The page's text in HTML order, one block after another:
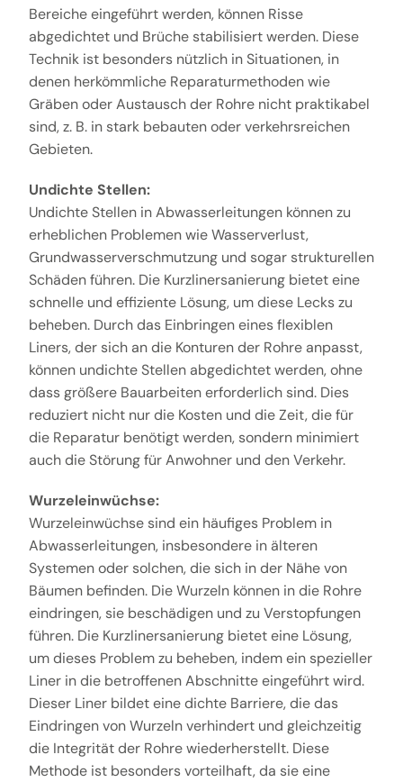
Bereiche eingeführt werden, können Risse
abgedichtet und Brüche stabilisiert werden. Diese
Technik ist besonders nützlich in Situationen, in
denen herkömmliche Reparaturmethoden wie
Gräben oder Austausch der Rohre nicht praktikabel
sind, z. B. in stark bebauten oder verkehrsreichen
Gebieten.
Undichte Stellen:
Undichte Stellen in Abwasserleitungen können zu
erheblichen Problemen wie Wasserverlust,
Grundwasserverschmutzung und sogar strukturellen
Schäden führen. Die Kurzlinersanierung bietet eine
schnelle und effiziente Lösung, um diese Lecks zu
beheben. Durch das Einbringen eines flexiblen
Liners, der sich an die Konturen der Rohre anpasst,
können undichte Stellen abgedichtet werden, ohne
dass größere Bauarbeiten erforderlich sind. Dies
reduziert nicht nur die Kosten und die Zeit, die für
die Reparatur benötigt werden, sondern minimiert
auch die Störung für Anwohner und den Verkehr.
Wurzeleinwüchse:
Wurzeleinwüchse sind ein häufiges Problem in
Abwasserleitungen, insbesondere in älteren
Systemen oder solchen, die sich in der Nähe von
Bäumen befinden. Die Wurzeln können in die Rohre
eindringen, sie beschädigen und zu Verstopfungen
führen. Die Kurzlinersanierung bietet eine Lösung,
um dieses Problem zu beheben, indem ein spezieller
Liner in die betroffenen Abschnitte eingeführt wird.
Dieser Liner bildet eine dichte Barriere, die das
Eindringen von Wurzeln verhindert und gleichzeitig
die Integrität der Rohre wiederherstellt. Diese
Methode ist besonders vorteilhaft, da sie eine